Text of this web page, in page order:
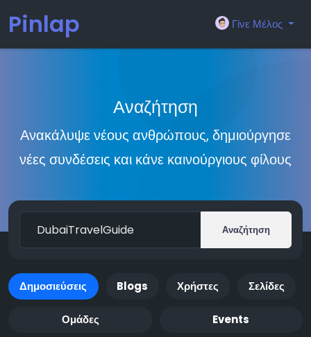
Pinlap Γίνε Μέλος
Αναζήτηση
Ανακάλυψε νέους ανθρώπους, δημιούργησε
νέες συνδέσεις και κάνε καινούργιους φίλους
Αναζήτηση
Δημοσιεύσεις Blogs Χρήστες Σελίδες
Ομάδες Events